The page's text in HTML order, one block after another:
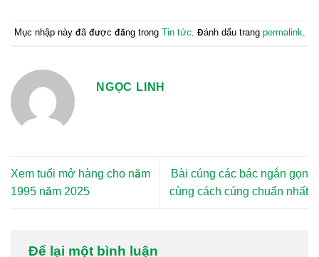
Mục nhập này đã được đăng trong Tin tức. Đánh dấu trang permalink.
NGỌC LINH
Xem tuổi mở hàng cho năm
1995 năm 2025
Bài cúng các bác ngắn gọn
cùng cách cúng chuẩn nhất
Để lại một bình luận